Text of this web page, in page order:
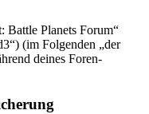
Battle Planets Forum“
(im Folgenden „der
deines Foren-